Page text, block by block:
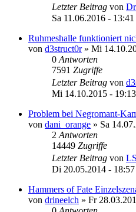
Letzter Beitrag von
Sa 11.06.2016 - 13:41
Ruhmeshalle funktioniert
von d3struct0r» Mi
0 Antworten
7591 Zugriffe
Letzter Beitrag von
Mi 14.10.2015 - 19:13
Problem bei Negromant-
von dani_orange » Sa
2 Antworten
14449 Zugriffe
Letzter Beitrag von LS
Di 20.05.2014 - 18:57
Hammers of Fate
von drineelch » Fr